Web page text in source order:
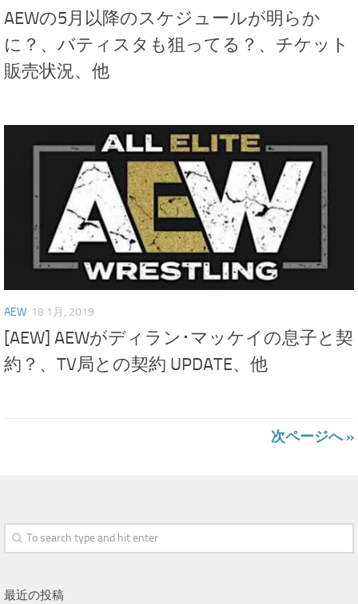
AEWの5月以降のスケジュールが明らか
に？、バティスタも狙ってる？、チケット
販売状況、他
AEW 18 1月, 2019
[AEW] AEWがディラン･マッケイの息子と契
約？、TV局との契約 UPDATE、他
次ページへ »
最近の投稿